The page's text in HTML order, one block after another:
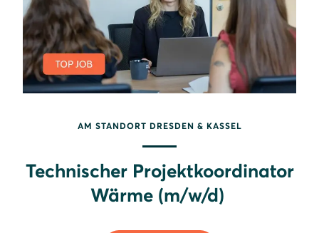
AM STANDORT DRESDEN & KASSEL
Technischer Projektkoordinator
Wärme (m/w/d)